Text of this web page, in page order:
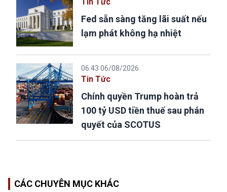
Fed sẵn sàng tăng lãi suất nếu
lạm phát không hạ nhiệt
06:43 06/08/2026
Tin Tức
Chính quyền Trump hoàn trả
100 tỷ USD tiền thuế sau phán
quyết của SCOTUS
CÁC CHUYÊN MỤC KHÁC